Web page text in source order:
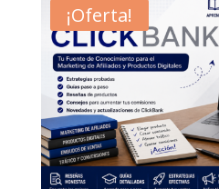
¡Oferta!